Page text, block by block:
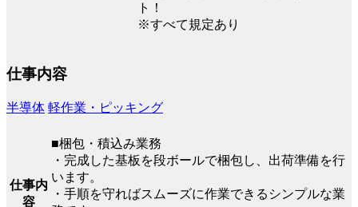
ト！
※すべて規定あり
仕事内容
半導体 軽作業・ピッキング
仕事内
容
■梱包・積込み業務
・完成した基板を段ボールで梱包し、出荷準備を行
います。
・手順を守ればスムーズに作業できるシンプルな業